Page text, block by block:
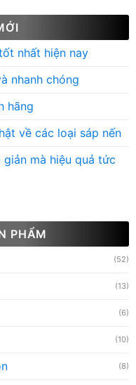
nhất hiện nay
nhanh chóng
hãng
về các loại sáp nến
mà hiệu quả tức
PHẨM
(52)
(13)
(6)
(10)
(8)